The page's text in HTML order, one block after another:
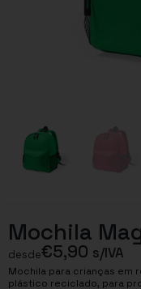
Mochila
desde€5,90 s/IVA
Mochila para crianças em
plástico reciclado, para